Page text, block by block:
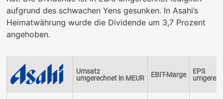
aufgrund des schwachen Yens gesunken. In Asahi’s
Heimatwährung wurde die Dividende um 3,7 Prozent
angehoben.
Umsatz
umgerechnet in MEUR
EBIT-Marge
EPS